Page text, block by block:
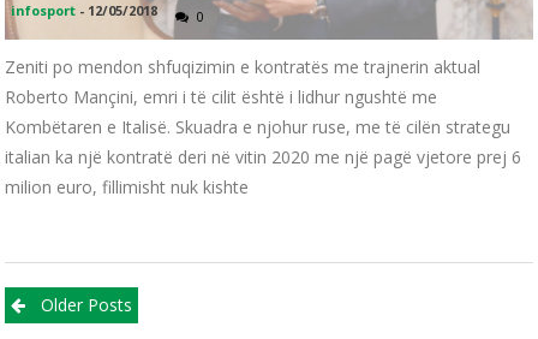
infosport - 12/05/2018 0
Zeniti po mendon shfuqizimin e kontratës me trajnerin aktual
Roberto Mançini, emri i të cilit është i lidhur ngushtë me
Kombëtaren e Italisë. Skuadra e njohur ruse, me të cilën strategu
italian ka një kontratë deri në vitin 2020 me një pagë vjetore prej 6
milion euro, fillimisht nuk kishte
Posts navigation
Older Posts